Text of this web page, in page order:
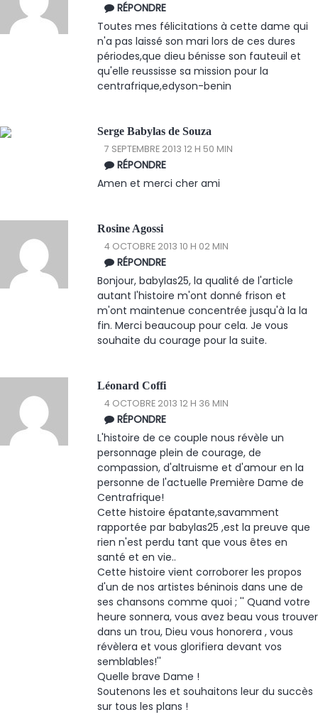
RÉPONDRE
Toutes mes félicitations à cette dame qui
n'a pas laissé son mari lors de ces dures
périodes,que dieu bénisse son fauteuil et
qu'elle reussisse sa mission pour la
centrafrique,edyson-benin
Serge Babylas de Souza
7 SEPTEMBRE 2013 12 H 50 MIN
RÉPONDRE
Amen et merci cher ami
Rosine Agossi
4 OCTOBRE 2013 10 H 02 MIN
RÉPONDRE
Bonjour, babylas25, la qualité de l'article
autant l'histoire m'ont donné frison et
m'ont maintenue concentrée jusqu'à la la
fin. Merci beaucoup pour cela. Je vous
souhaite du courage pour la suite.
Léonard Coffi
4 OCTOBRE 2013 12 H 36 MIN
RÉPONDRE
L'histoire de ce couple nous révèle un
personnage plein de courage, de
compassion, d'altruisme et d'amour en la
personne de l'actuelle Première Dame de
Centrafrique!
Cette histoire épatante,savamment
rapportée par babylas25 ,est la preuve que
rien n'est perdu tant que vous êtes en
santé et en vie..
Cette histoire vient corroborer les propos
d'un de nos artistes béninois dans une de
ses chansons comme quoi ; '' Quand votre
heure sonnera, vous avez beau vous trouver
dans un trou, Dieu vous honorera , vous
révèlera et vous glorifiera devant vos
semblables!''
Quelle brave Dame !
Soutenons les et souhaitons leur du succès
sur tous les plans !